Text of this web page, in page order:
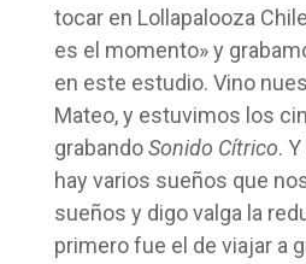
tocar en Lollapalooza
es el momento» y
en este estudio. Vino
Mateo, y estuvimos los
grabandoSonido Cítrico.
hay varios sueños que
sueños y digo valga la
primero fue el de viajar a